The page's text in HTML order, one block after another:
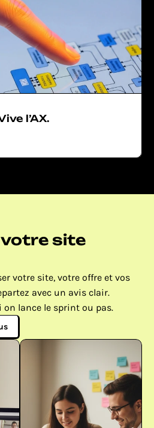
l’AX.
site
votre site, votre offre et vos
avec un avis clair.
on lance le sprint ou pas.